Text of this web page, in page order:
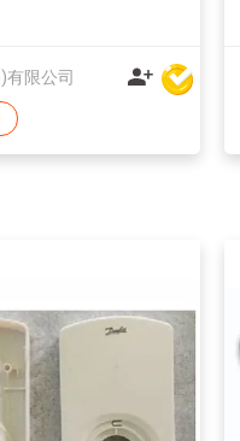
有限公司